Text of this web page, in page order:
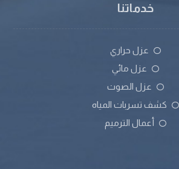
خدماتنا
عزل حراري
عزل مائي
عزل الصوت
كشف تسربات المياه
أعمال الترميم